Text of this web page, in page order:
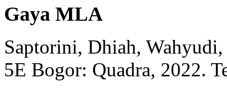
Gaya MLA
Saptorini, Dhiah,
5E Bogor: Quadra, 2022.